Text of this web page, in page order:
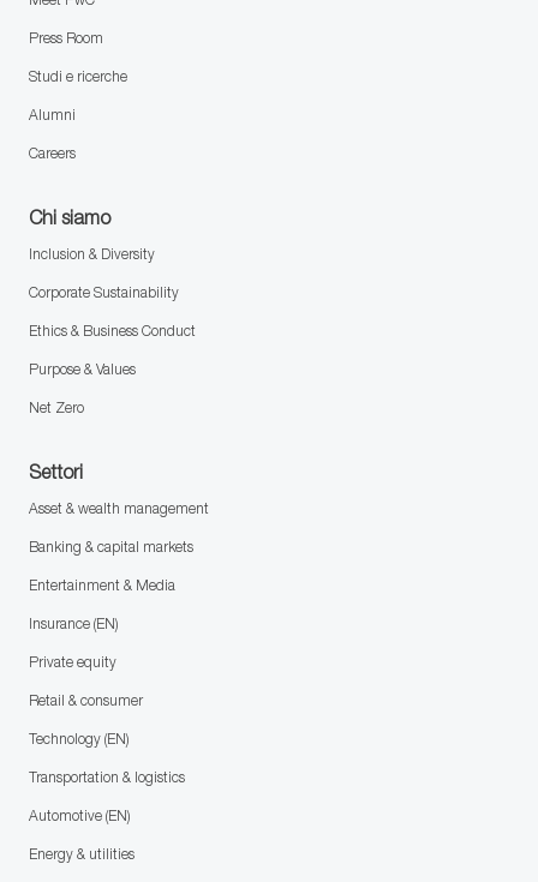
Press Room
Studi e ricerche
Alumni
Careers
Chi siamo
Inclusion & Diversity
Corporate Sustainability
Ethics & Business Conduct
Purpose & Values
Net Zero
Settori
Asset & wealth management
Banking & capital markets
Entertainment & Media
Insurance (EN)
Private equity
Retail & consumer
Technology (EN)
Transportation & logistics
Automotive (EN)
Energy & utilities